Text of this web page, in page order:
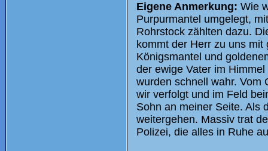
Eigene Anmerkung: Wie
Purpurmantel umgelegt,
Rohrstock zählten dazu.
kommt der Herr zu uns
Königsmantel und
der ewige Vater im
wurden schnell wahr. Vom
wir verfolgt und im Feld
Sohn an meiner Seite. Als
weitergehen. Massiv trat
Polizei, die alles in Ruhe